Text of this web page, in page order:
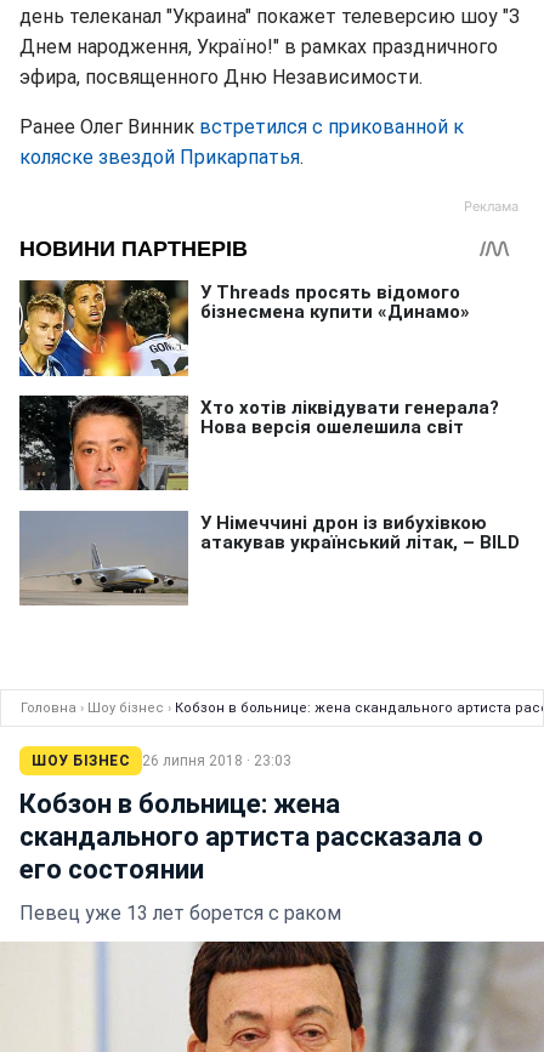
день телеканал "Украина" покажет телеверсию шоу "З
Днем народження, Україно!" в рамках праздничного
эфира, посвященного Дню Независимости.
Ранее Олег Винник встретился с прикованной к
коляске звездой Прикарпатья.
Головна › Шоу бізнес › Кобзон в больнице: жена скандального артиста
ШОУ БІЗНЕС 26 липня 2018 · 23:03
Кобзон в больнице: жена
скандального артиста рассказала о
его состоянии
Певец уже 13 лет борется с раком